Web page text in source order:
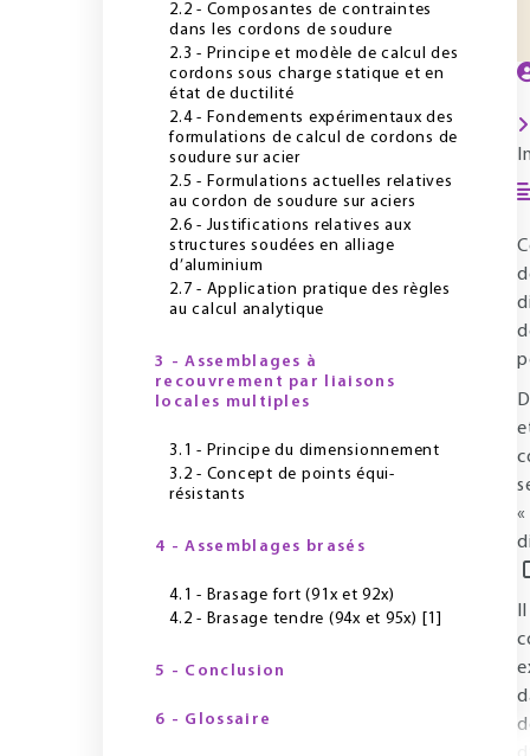
2.2 - Composantes de contraintes
dans les cordons de soudure
2.3 - Principe et modèle de calcul des
cordons sous charge statique et en
état de ductilité
2.4 - Fondements expérimentaux des
formulations de calcul de cordons de
soudure sur acier
2.5 - Formulations actuelles relatives
au cordon de soudure sur aciers
2.6 - Justifications relatives aux
structures soudées en alliage
d’aluminium
2.7 - Application pratique des règles
au calcul analytique
3 - Assemblages à
recouvrement par liaisons
locales multiples
3.1 - Principe du dimensionnement
3.2 - Concept de points équi-
résistants
4 - Assemblages brasés
4.1 - Brasage fort (91x et 92x)
4.2 - Brasage tendre (94x et 95x) [1]
5 - Conclusion
6 - Glossaire